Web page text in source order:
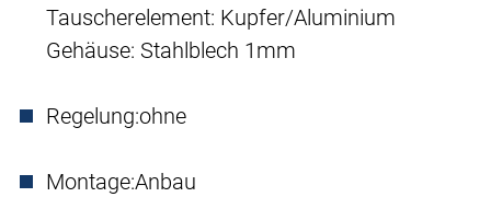
Tauscherelement: Kupfer/Aluminium
Gehäuse: Stahlblech 1mm
Regelung:ohne
Montage:Anbau